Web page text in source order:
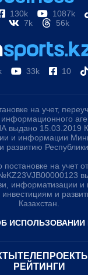
130k 1087k
7k
56k
33k 10
на учет,
выдано 15.03.2019
и информации
развитию Республики
постановке на учет
информатизации
и
Казахстан.
ИСПОЛЬЗОВАНИИ
ТЕЛЕПРОЕКТЫ
РЕЙТИНГИ